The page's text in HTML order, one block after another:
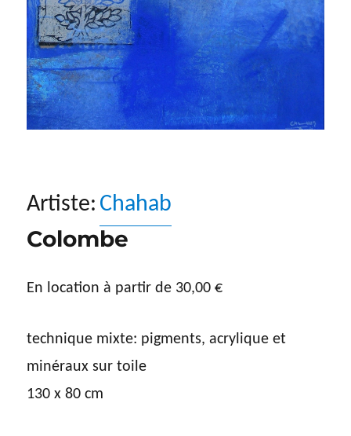
Artiste: Chahab
Colombe
En location à partir de 30,00€
technique mixte: pigments, acrylique et
minéraux sur toile
130 x 80 cm